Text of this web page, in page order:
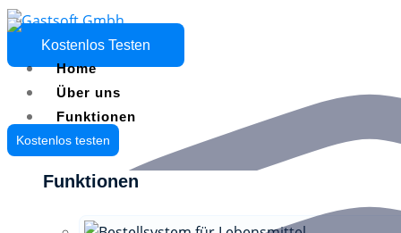
Home
Über uns
Funktionen
Funktionen
Kostenlos testen
Kostenlos Testen